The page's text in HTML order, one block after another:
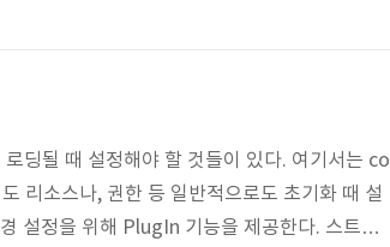
딩될 때 설정해야 할 것들이 있다. 여기서는 co
리소스나, 권한 등 일반적으로도 초기화 때 설
설정을 위해 PlugIn 기능을 제공한다. 스트럿